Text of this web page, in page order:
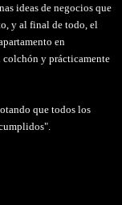
ideas de negocios que
y al final de todo, el
en
colchón y prácticamente
que todos los